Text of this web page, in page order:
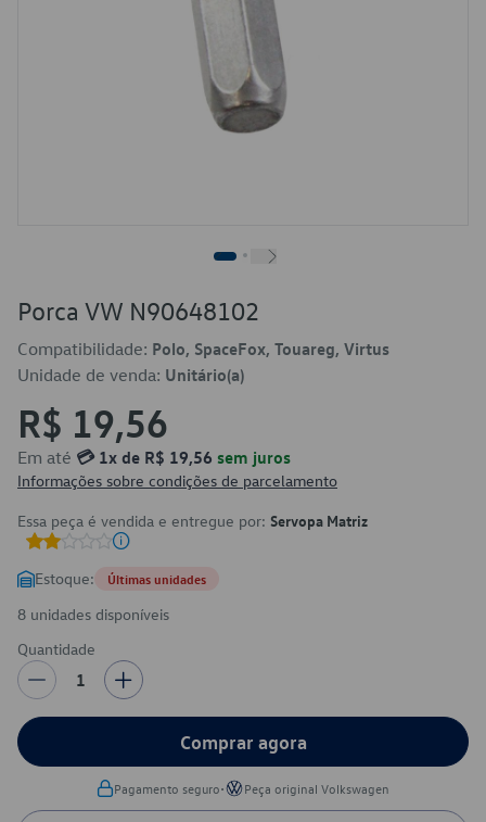
Porca VW N90648102
Compatibilidade: Polo, SpaceFox, Touareg, Virtus
Unidade de venda: Unitário(a)
R$ 19,56
Em até 💳 1x de R$ 19,56 sem juros
Informações sobre condições de parcelamento
Essa peça é vendida e entregue por: Servopa Matriz
Estoque: Últimas unidades
8 unidades disponíveis
Quantidade
1
Comprar agora
Pagamento seguro• Peça original Volkswagen